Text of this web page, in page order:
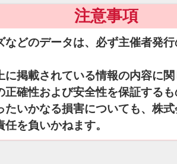
注意事項
などのデータは、必ず主催者発
に掲載されている情報の内容に
正確性および安全性を保証する
たいかなる損害についても、株
を負いかねます。